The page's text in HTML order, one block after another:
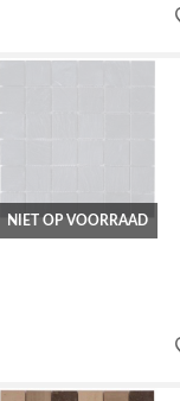
NIET OP VOORRAAD